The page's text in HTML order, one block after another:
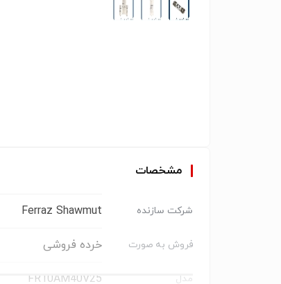
مشخصات
شرکت سازنده Ferraz Shawmut
فروش به صورت خرده فروشی
مدل FR10AM40V25